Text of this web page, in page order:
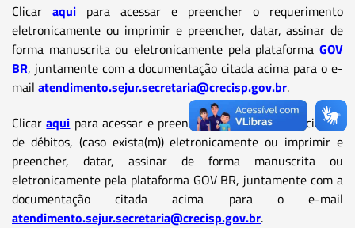
Clicar aqui para acessar e preencher o requerimento
eletronicamente ou imprimir e preencher, datar, assinar de
forma manuscrita ou eletronicamente pela plataforma GOV
BR, juntamente com a documentação citada acima para o e-
mail atendimento.sejur.secretaria@crecisp.gov.br.
Clicaraqui para acessar e preencher a declaração de ciência
de débitos, (caso exista(m)) eletronicamente ou imprimir e
preencher, datar, assinar de forma manuscrita ou
eletronicamente pela plataforma GOV BR, juntamente com a
documentação citada acima para o e-mail
atendimento.sejur.secretaria@crecisp.gov.br.